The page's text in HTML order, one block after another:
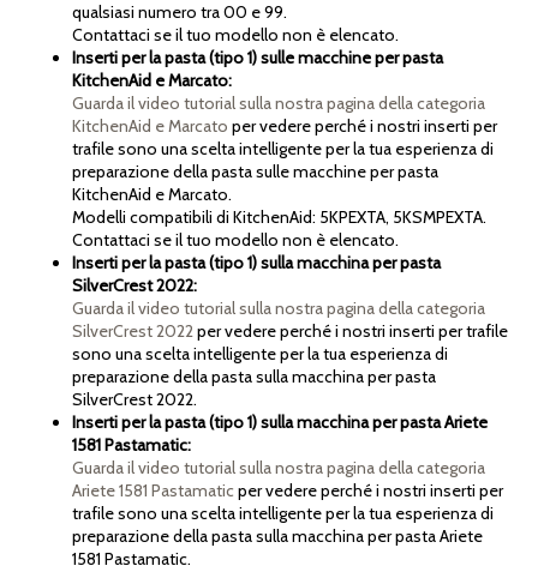
qualsiasi numero tra 00 e 99.
Contattaci se il tuo modello non è elencato.
Inserti per la pasta (tipo 1) sulle macchine per pasta
KitchenAid e Marcato:
Guarda il video tutorial sulla nostra pagina della categoria
KitchenAid e Marcato per vedere perché i nostri inserti per
trafile sono una scelta intelligente per la tua esperienza di
preparazione della pasta sulle macchine per pasta
KitchenAid e Marcato.
Modelli compatibili di KitchenAid: 5KPEXTA, 5KSMPEXTA.
Contattaci se il tuo modello non è elencato.
Inserti per la pasta (tipo 1) sulla macchina per pasta
SilverCrest 2022:
Guarda il video tutorial sulla nostra pagina della categoria
SilverCrest 2022per vedere perché i nostri inserti per trafile
sono una scelta intelligente per la tua esperienza di
preparazione della pasta sulla macchina per pasta
SilverCrest 2022.
Inserti per la pasta (tipo 1) sulla macchina per pasta Ariete
1581 Pastamatic:
Guarda il video tutorial sulla nostra pagina della categoria
Ariete 1581 Pastamatic per vedere perché i nostri inserti per
trafile sono una scelta intelligente per la tua esperienza di
preparazione della pasta sulla macchina per pasta Ariete
1581 Pastamatic.